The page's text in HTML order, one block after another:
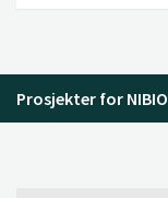
Prosjekter for NIBIO